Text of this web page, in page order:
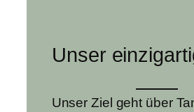
Unser
Unser Ziel geht über